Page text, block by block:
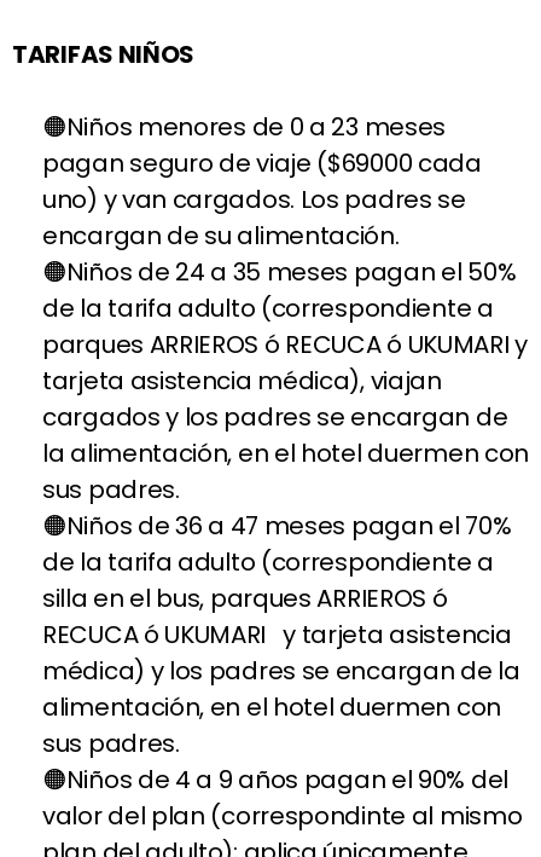
TARIFAS NIÑOS
Niños menores de 0 a 23 meses
pagan seguro de viaje ($69000 cada
uno) y van cargados. Los padres se
encargan de su alimentación.
Niños de 24 a 35 meses pagan el 50%
de la tarifa adulto (correspondiente a
parques ARRIEROS ó RECUCA ó UKUMARI y
tarjeta asistencia médica), viajan
cargados y los padres se encargan de
la alimentación, en el hotel duermen con
sus padres.
Niños de 36 a 47 meses pagan el 70%
de la tarifa adulto (correspondiente a
silla en el bus, parques ARRIEROS ó
RECUCA ó UKUMARI y tarjeta asistencia
médica) y los padres se encargan de la
alimentación, en el hotel duermen con
sus padres.
Niños de 4 a 9 años pagan el 90% del
valor del plan (correspondinte al mismo